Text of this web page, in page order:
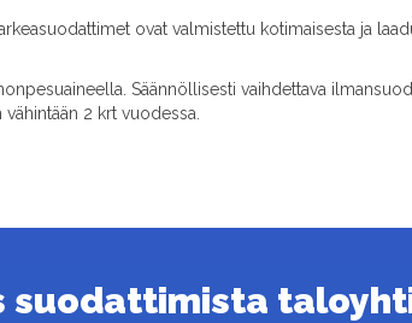
ovat valmistettu kotimaisesta ja
Säännöllisesti vaihdettava
2 krt vuodessa.
suodattimista